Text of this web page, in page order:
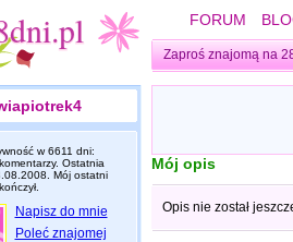
FORUM
Zaproś znajomą na
w 6611 dni:
Ostatnia
. Mój ostatni
Napisz do mnie
Poleć znajomej
Mój opis
Opis nie został